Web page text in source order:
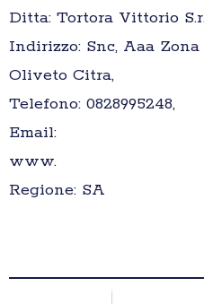
Ditta: Tortora Vittorio
Indirizzo: Snc, Aaa
Oliveto Citra,
Telefono: 0828995248,
Email:
www.
Regione: SA